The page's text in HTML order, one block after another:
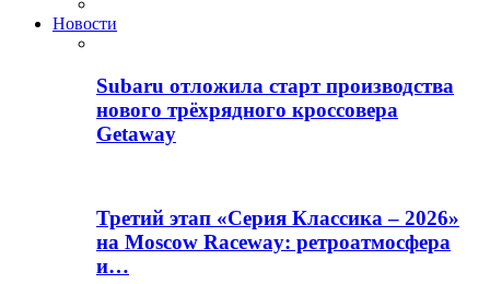
Новости
Subaru отложила старт производства
нового трёхрядного кроссовера
Getaway
Третий этап «Серия Классика – 2026»
на Moscow Raceway: ретроатмосфера
и…